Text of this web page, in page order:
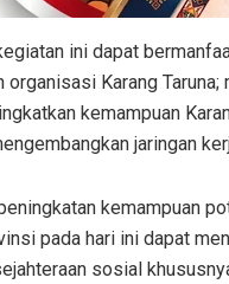
ini dapat
Karang
kemampuan
jaringan
kemampuan
pada hari ini dapat
sosial